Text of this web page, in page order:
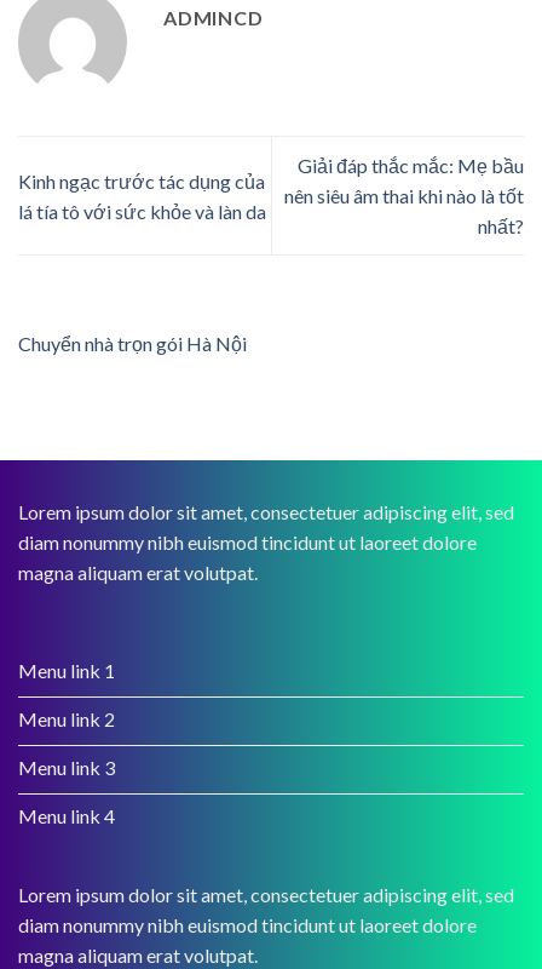
ADMINCD
Kinh ngạc trước tác dụng của
lá tía tô với sức khỏe và làn da
Giải đáp thắc mắc: Mẹ bầu
nên siêu âm thai khi nào là tốt
nhất?
Chuyển nhà trọn gói Hà Nội
Lorem ipsum dolor sit amet, consectetuer adipiscing elit, sed
diam nonummy nibh euismod tincidunt ut laoreet dolore
magna aliquam erat volutpat.
Menu link 1
Menu link 2
Menu link 3
Menu link 4
Lorem ipsum dolor sit amet, consectetuer adipiscing elit, sed
diam nonummy nibh euismod tincidunt ut laoreet dolore
magna aliquam erat volutpat.